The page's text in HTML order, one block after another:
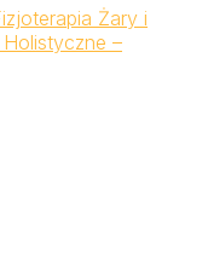
Żary i
–